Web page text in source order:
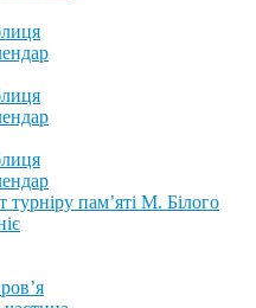
турніру пам’яті М. Білого